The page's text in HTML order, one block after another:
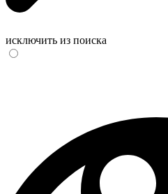
исключить из поиска